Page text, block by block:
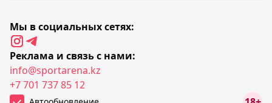
Мы в социальных сетях:
Реклама и связь с нами:
info@sportarena.kz
+7 701 737 85 12